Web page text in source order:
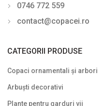
Plante cu frunze verzi
Plante pe picior / pe tijă
Plante pentru stâncării
Plante pitice
0746 772 559
contact@copacei.ro
CATEGORII PRODUSE
Copaci ornamentali și arbori
Arbuști decorativi
Plante pentru garduri vii